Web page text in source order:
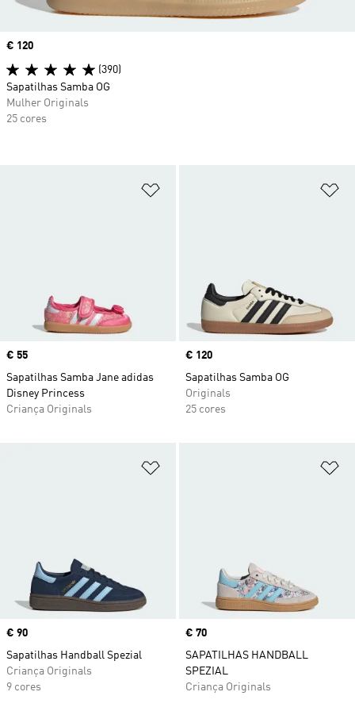
Price
€ 55
Sapatilhas Samba Jane adidas
Disney Princess
Criança Originals
Price
€ 120
Sapatilhas Samba OG
Originals
25 cores
Price
€ 90
Sapatilhas Handball Spezial
Criança Originals
9 cores
Price
€ 70
SAPATILHAS HANDBALL
SPEZIAL
Criança Originals
Price
€ 120
(390)
Sapatilhas Samba OG
Mulher Originals
25 cores